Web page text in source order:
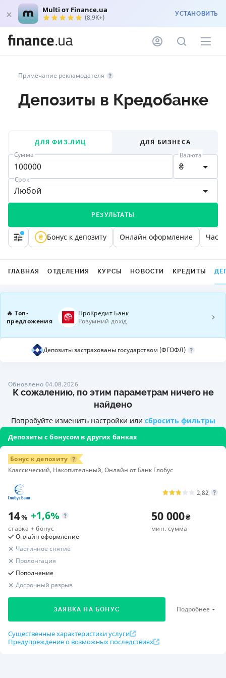
Multi от Finance.ua
(8,9K+) УСТАНОВИТЬ
Примечание рекламодателя
Депозиты в Кредобанке
ДЛЯ ФИЗ.ЛИЦ ДЛЯ БИЗНЕСА
Сумма
₴
Валюта
Любой
Срок
Бонус к депозиту Онлайн оформление
РЕЗУЛЬТАТЫ
ГЛАВНАЯ ОТДЕЛЕНИЯ КУРСЫ НОВОСТИ КРЕДИТЫ
🔥 Топ-
предложения
ПроКредит Банк
Розумний дохід
Депозиты застрахованы государством (ФГОФЛ)
Обновлено 04.08.2026
К сожалению, по этим параметрам ничего не
найдено
Попробуйте изменить настройки или сбросить фильтры
Депозиты с бонусом в других банках
Бонус к депозиту
Классический, Накопительный, Онлайн от Банк Глобус
2,82
14% +1,6%
ставка + бонус
50 000₴
мин. сумма
Онлайн оформление
Частичное снятие
Пролонгация
Пополнение
Досрочный разрыв
ЗАЯВКА НА БОНУС Подробнее
Существенные характеристики услуги
Предупреждение о возможных последствиях